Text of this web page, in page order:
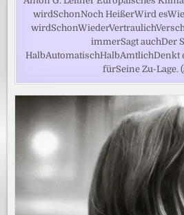
wirdSchonNoch HeißerWird
immerSagt auchDer
HalbAutomatischHalbAmtlichDenkt
fürSeine Zu-Lage.